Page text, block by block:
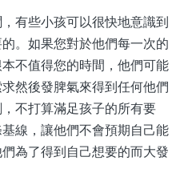
有些小孩可以很快地意識到
。如果您對於他們每一次的
不值得您的時間，他們可能
然後發脾氣來得到任何他們
不打算滿足孩子的所有要
線，讓他們不會預期自己能
為了得到自己想要的而大發